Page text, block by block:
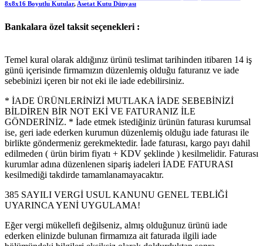
8x8x16 Boyutlu Kutular, Asetat Kutu Dünyası
Bankalara özel taksit seçenekleri :
Temel kural olarak aldığınız ürünü teslimat tarihinden itibaren 14 iş
günü içerisinde firmamızın düzenlemiş olduğu faturanız ve iade
sebebinizi içeren bir not eki ile iade edebilirsiniz.
* İADE ÜRÜNLERİNİZİ MUTLAKA İADE SEBEBİNİZİ
BİLDİREN BİR NOT EKİ VE FATURANIZ İLE
GÖNDERİNİZ. * İade etmek istediğiniz ürünün faturası kurumsal
ise, geri iade ederken kurumun düzenlemiş olduğu iade faturası ile
birlikte göndermeniz gerekmektedir. İade faturası, kargo payı dahil
edilmeden ( ürün birim fiyatı + KDV şeklinde ) kesilmelidir. Faturası
kurumlar adına düzenlenen sipariş iadeleri İADE FATURASI
kesilmediği takdirde tamamlanamayacaktır.
385 SAYILI VERGİ USUL KANUNU GENEL TEBLİĞİ
UYARINCA YENİ UYGULAMA!
Eğer vergi mükellefi değilseniz, almış olduğunuz ürünü iade
ederken elinizde bulunan firmamıza ait faturada ilgili iade